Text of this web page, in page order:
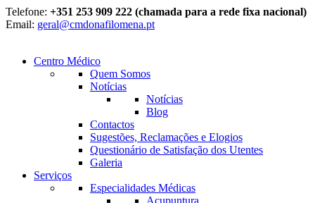
Telefone: +351 253 909 222 (chamada para a rede fixa nacional)
Email: geral@cmdonafilomena.pt
Centro Médico
Quem Somos
Notícias
Notícias
Blog
Contactos
Sugestões, Reclamações e Elogios
Questionário de Satisfação dos Utentes
Galeria
Serviços
Especialidades Médicas
Acupuntura